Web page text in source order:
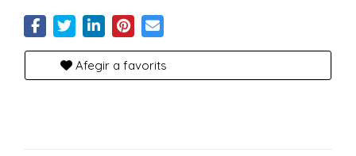
Afegir a favorits